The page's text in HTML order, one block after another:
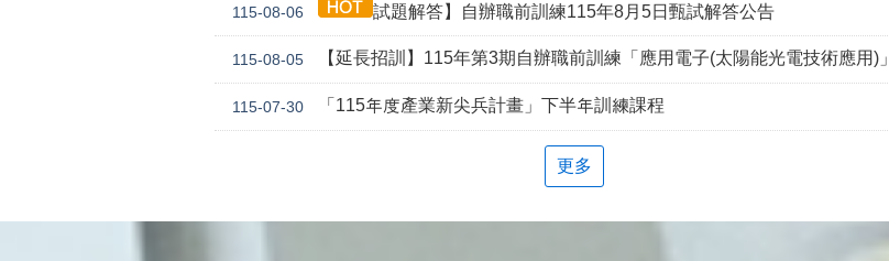
115-08-06 試題解答】自辦職前訓練115年8月5日甄試解答公告
115-08-05 【延長招訓】115年第3期自辦職前訓練「應用電子(太陽能光電技術應用)」延長招生報名
115-07-30 「115年度產業新尖兵計畫」下半年訓練課程
更多